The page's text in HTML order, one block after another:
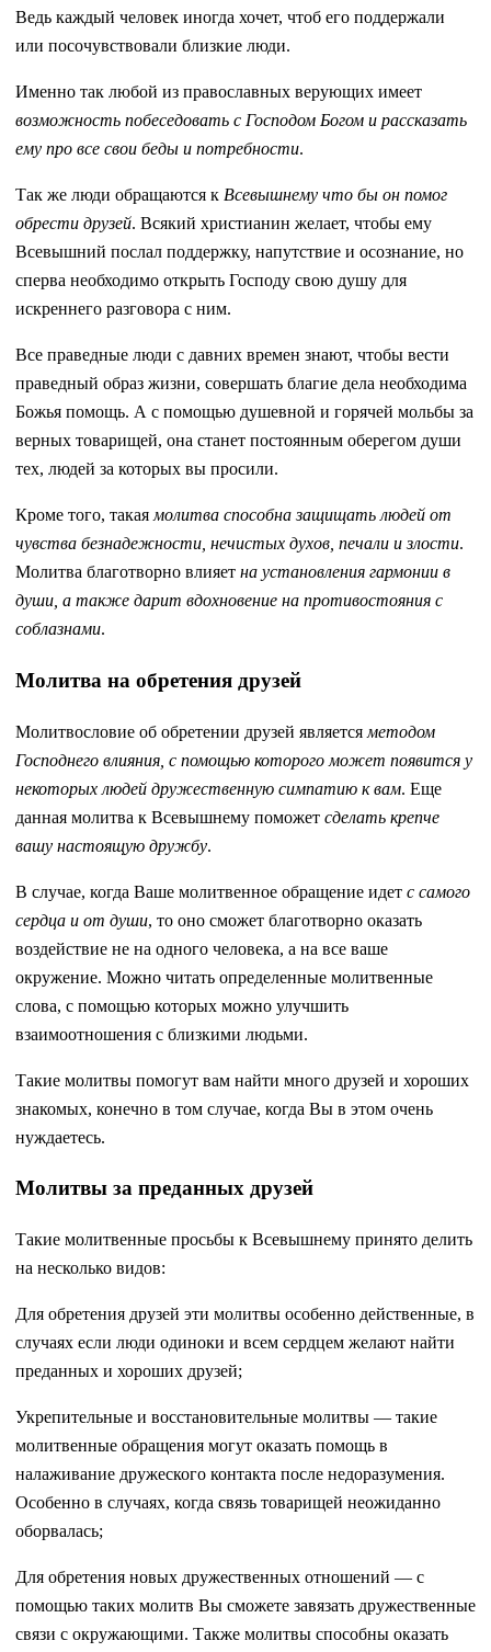
Ведь каждый человек иногда хочет, чтоб его поддержали
или посочувствовали близкие люди.
Именно так любой из православных верующих имеет
возможность побеседовать с Господом Богом и рассказать
ему про все свои беды и потребности.
Так же люди обращаются к Всевышнему что бы он помог
обрести друзей. Всякий христианин желает, чтобы ему
Всевышний послал поддержку, напутствие и осознание, но
сперва необходимо открыть Господу свою душу для
искреннего разговора с ним.
Все праведные люди с давних времен знают, чтобы вести
праведный образ жизни, совершать благие дела необходима
Божья помощь. А с помощью душевной и горячей мольбы за
верных товарищей, она станет постоянным оберегом души
тех, людей за которых вы просили.
Кроме того, такая молитва способна защищать людей от
чувства безнадежности, нечистых духов, печали и злости.
Молитва благотворно влияет на установления гармонии в
души, а также дарит вдохновение на противостояния с
соблазнами.
Молитва на обретения друзей
Молитвословие об обретении друзей является методом
Господнего влияния, с помощью которого может появится у
некоторых людей дружественную симпатию к вам. Еще
данная молитва к Всевышнему поможет сделать крепче
вашу настоящую дружбу.
В случае, когда Ваше молитвенное обращение идет с самого
сердца и от души, то оно сможет благотворно оказать
воздействие не на одного человека, а на все ваше
окружение. Можно читать определенные молитвенные
слова, с помощью которых можно улучшить
взаимоотношения с близкими людьми.
Такие молитвы помогут вам найти много друзей и хороших
знакомых, конечно в том случае, когда Вы в этом очень
нуждаетесь.
Молитвы за преданных друзей
Такие молитвенные просьбы к Всевышнему принято делить
на несколько видов:
Для обретения друзей эти молитвы особенно действенные, в
случаях если люди одиноки и всем сердцем желают найти
преданных и хороших друзей;
Укрепительные и восстановительные молитвы — такие
молитвенные обращения могут оказать помощь в
налаживание дружеского контакта после недоразумения.
Особенно в случаях, когда связь товарищей неожиданно
оборвалась;
Для обретения новых дружественных отношений — с
помощью таких молитв Вы сможете завязать дружественные
связи с окружающими. Также молитвы способны оказать